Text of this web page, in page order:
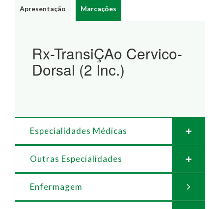
Apresentação Marcações
Rx-TransiÇAo Cervico-
Dorsal (2 Inc.)
Especialidades Médicas
Outras Especialidades
Enfermagem